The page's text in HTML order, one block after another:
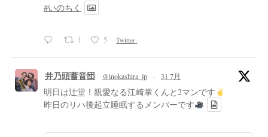
#いのちく
1 5 Twitter
井乃頭蓄音団 @inokashira_jp · 31 7月
明日は辻堂！親愛なる江崎掌くんと2マンです
昨日のリハ後起立睡眠するメンバーです